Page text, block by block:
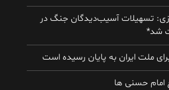
تسهیلات آسیب‌دیدگان جنگ در
ملت ایران به پایان رسیده است
امام حسنی ها